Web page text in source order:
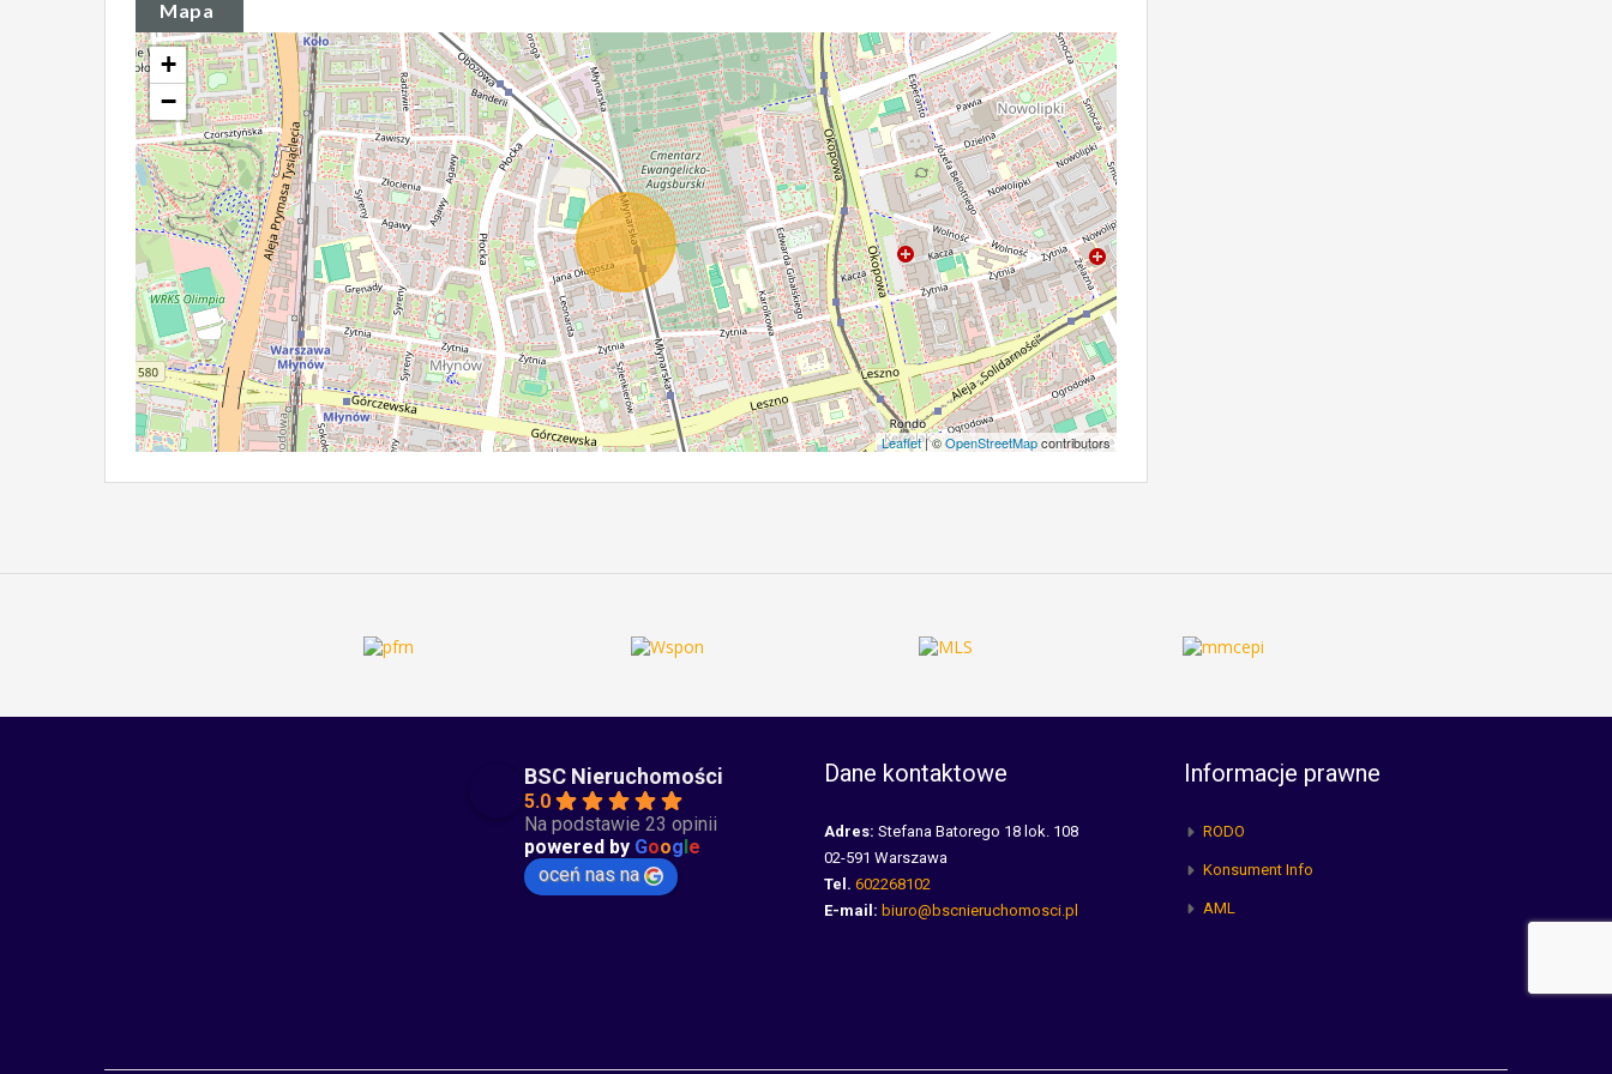
Mapa
+
−
Leaflet| ©OpenStreetMapcontributors
BSC Nieruchomości
5.0
Na podstawie 23 opinii
powered by Google
oceń nas na
Dane kontaktowe
Adres: Stefana Batorego 18 lok. 108
02-591 Warszawa
Tel. 602268102
E-mail: biuro@bscnieruchomosci.pl
Informacje prawne
RODO
Konsument Info
AML